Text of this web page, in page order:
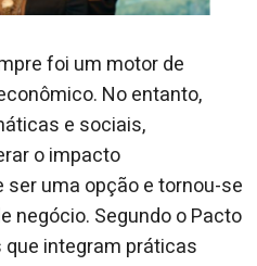
foi um motor de
No entanto,
e sociais,
o impacto
uma opção e tornou-se
negócio. Segundo o Pacto
que integram práticas